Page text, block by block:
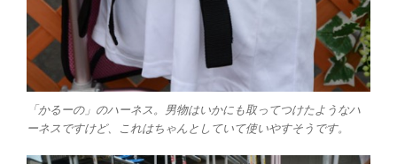
「かるーの」のハーネス。男物はいかにも取ってつけたようなハ
ーネスですけど、これはちゃんとしていて使いやすそうです。